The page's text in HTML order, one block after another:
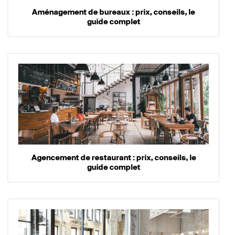
Aménagement de bureaux : prix, conseils, le
guide complet
Agencement de restaurant : prix, conseils, le
guide complet